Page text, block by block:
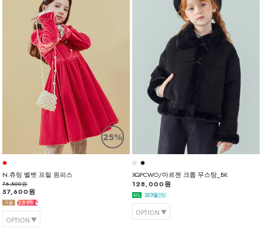
25%
N.츄링 벨벳 프릴 원피스
76,800원
57,600원
OPTION
XQPCWO/마르젠 크롭 무스탕_BK
128,000원
OPTION